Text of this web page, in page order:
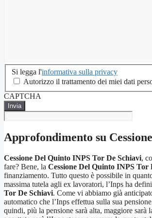
Si
legga
sulla
privacy
Si legga l'informativa sulla privacy
Autorizzo il trattamento dei miei dati
CAPTCHA
Approfondimento su
Cessione Del Quinto INPS Tor De Schiavi,
fare? Bene, la Cessione Del Quinto INPS Tor
finanziamento. Tutto questo è possibile in
massima tutela agli ex lavoratori, l’Inps ha
Tor De Schiavi. Come vi abbiamo già
automatico che l’Inps effettua sulla sua
quindi, più la pensione sarà alta, maggiore